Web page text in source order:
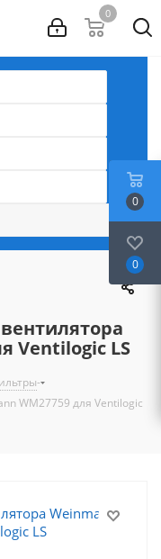
0
Ventilogic LS
-
WM27759 для Ventilogic
0
0